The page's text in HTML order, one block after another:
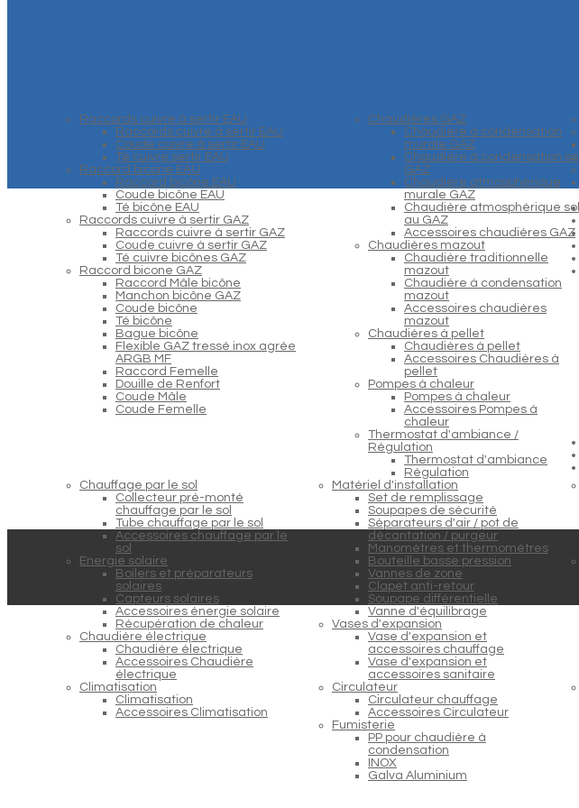
Raccords cuivre à sertir EAU
Raccords cuivre à sertir EAU
Coude cuivre à sertir EAU
Té cuivre sertir EAU
Raccord bicone EAU
Raccord bicône EAU
Coude bicône EAU
Té bicône EAU
Raccords cuivre à sertir GAZ
Raccords cuivre à sertir GAZ
Coude cuivre à sertir GAZ
Té cuivre bicônes GAZ
Raccord bicone GAZ
Raccord Mâle bicône
Manchon bicône GAZ
Coude bicône
Té bicône
Bague bicône
Flexible GAZ tressé inox agrée
ARGB MF
Raccord Femelle
Douille de Renfort
Coude Mâle
Coude Femelle
Chaudières GAZ
Chaudière à condensation
murale GAZ
Chaudière à condensation sol
GAZ
Chaudière atmosphérique
murale GAZ
Chaudière atmosphérique sol
au GAZ
Accessoires chaudières GAZ
Chaudières mazout
Chaudière traditionnelle
mazout
Chaudière à condensation
mazout
Accessoires chaudières
mazout
Chaudières à pellet
Chaudières à pellet
Accessoires Chaudières à
pellet
Pompes à chaleur
Pompes à chaleur
Accessoires Pompes à
chaleur
Thermostat d'ambiance /
Régulation
Thermostat d'ambiance
Régulation
Chauffage par le sol
Collecteur pré-monté
chauffage par le sol
Tube chauffage par le sol
Accessoires chauffage par le
sol
Energie solaire
Boilers et préparateurs
solaires
Capteurs solaires
Accessoires énergie solaire
Récupération de chaleur
Chaudière électrique
Chaudière électrique
Accessoires Chaudière
électrique
Climatisation
Climatisation
Accessoires Climatisation
Matériel d'installation
Set de remplissage
Soupapes de sécurité
Séparateurs d'air / pot de
décantation / purgeur
Manomètres et thermomètres
Bouteille basse pression
Vannes de zone
Clapet anti-retour
Soupape différentielle
Vanne d'équilibrage
Vases d'expansion
Vase d'expansion et
accessoires chauffage
Vase d'expansion et
accessoires sanitaire
Circulateur
Circulateur chauffage
Accessoires Circulateur
Fumisterie
PP pour chaudière à
condensation
INOX
Galva Aluminium